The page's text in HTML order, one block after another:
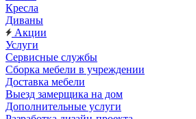
Кресла
Диваны
Акции
Услуги
Сервисные службы
Сборка мебели в учреждении
Доставка мебели
Выезд замерщика на дом
Дополнительные услуги